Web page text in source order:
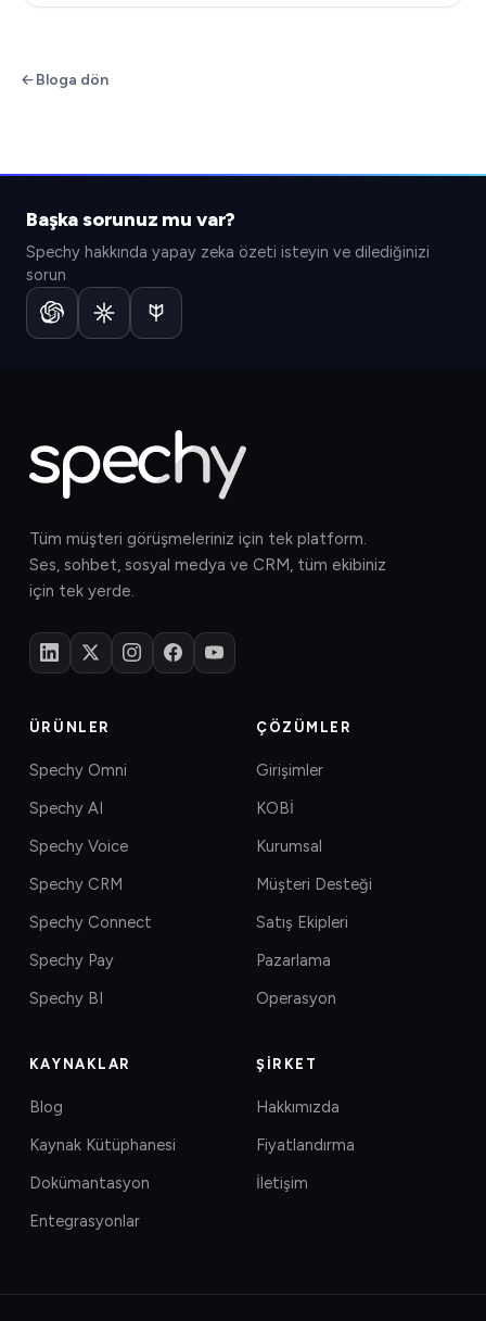
Bloga dön
Başka sorunuz mu var?
Spechy hakkında yapay zeka özeti isteyin ve dilediğinizi
sorun
Tüm müşteri görüşmeleriniz için tek platform.
Ses, sohbet, sosyal medya ve CRM, tüm ekibiniz
için tek yerde.
ÜRÜNLER
Spechy Omni
Spechy AI
Spechy Voice
Spechy CRM
Spechy Connect
Spechy Pay
Spechy BI
ÇÖZÜMLER
Girişimler
KOBİ
Kurumsal
Müşteri Desteği
Satış Ekipleri
Pazarlama
Operasyon
KAYNAKLAR
Blog
Kaynak Kütüphanesi
Dokümantasyon
Entegrasyonlar
ŞIRKET
Hakkımızda
Fiyatlandırma
İletişim